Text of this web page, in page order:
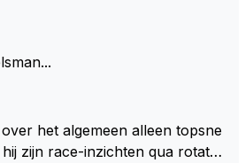
het algemeen alleen topsne
zijn race-inzichten qua rotati